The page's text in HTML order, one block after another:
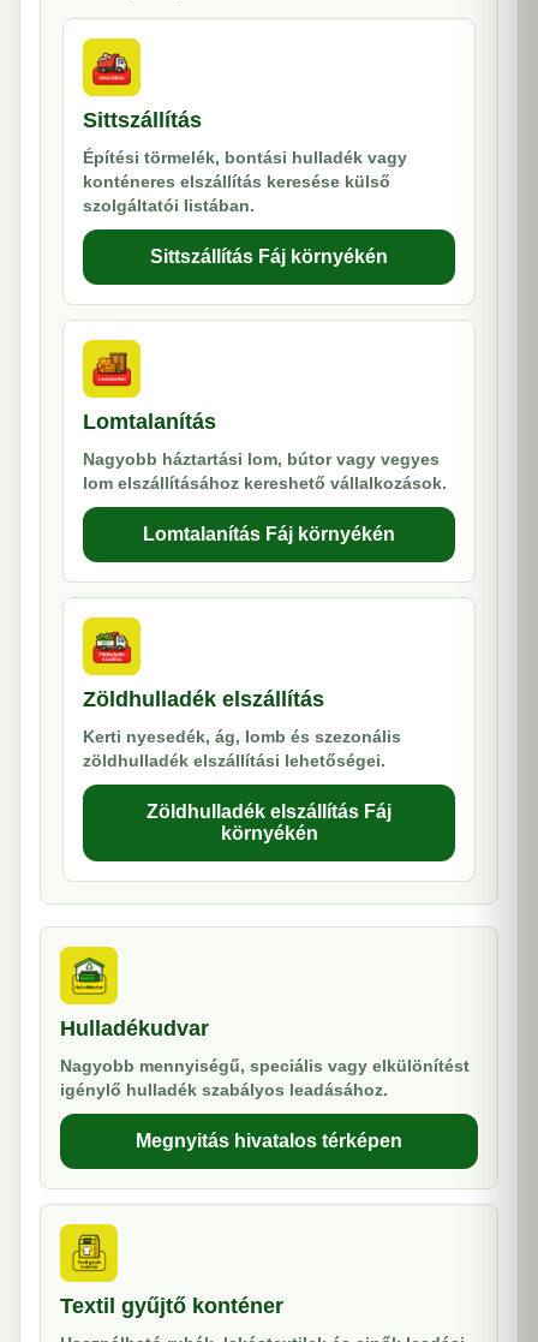
Sittszállítás
Építési törmelék, bontási hulladék vagy
konténeres elszállítás keresése külső
szolgáltatói listában.
Sittszállítás Fáj környékén
Lomtalanítás
Nagyobb háztartási lom, bútor vagy vegyes
lom elszállításához kereshető vállalkozások.
Lomtalanítás Fáj környékén
Zöldhulladék elszállítás
Kerti nyesedék, ág, lomb és szezonális
zöldhulladék elszállítási lehetőségei.
Zöldhulladék elszállítás Fáj
környékén
Hulladékudvar
Nagyobb mennyiségű, speciális vagy elkülönítést
igénylő hulladék szabályos leadásához.
Megnyitás hivatalos térképen
Textil gyűjtő konténer